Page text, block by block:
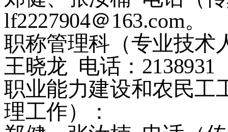
lf2227904＠163.com。
职称管理科（专业技术
王晓龙 电话： 2138931
职业能力建设和农民工
理工作）：